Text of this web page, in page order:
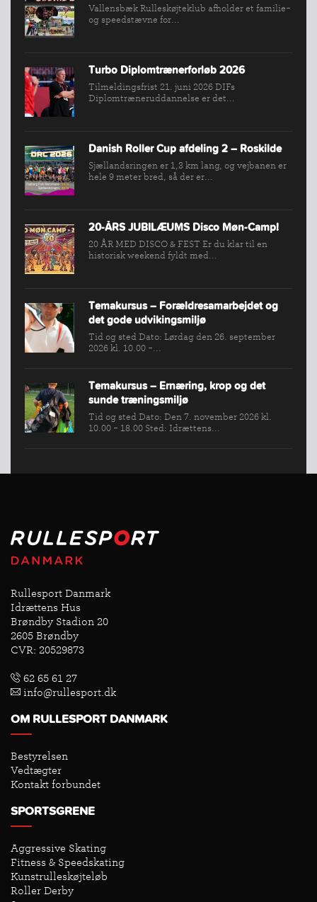
KLUB
SPORTSGRENE
VÆRKTØJSKASSEN
KONKURRENCER
Vallensbæk Rulleskøjteklub afholder et familie-
og speedstævne for...
Turbo Diplomtrænerforløb 2026
Tilmeldingsfrist 21. juni 2026 DIFs
Diplomtræneruddannelse er det...
Danish Roller Cup afdeling 2 – Roskilde
Sjællandsringen er 1,3 km lang, og vejbanen er
hele 9 meter bred, så der er...
20-ÅRS JUBILÆUMS Disco Møn-Camp!
20 ÅR MED DISCO & FEST Er du klar til en
historisk weekend fyldt med...
Temakursus – Forældresamarbejdet og
det gode udvikingsmiljø
Tid og sted Dato: Lørdag den 26. september
2026 kl. 10.00 -...
Temakursus – Ernæring, krop og det
sunde træningsmiljø
Tid og sted Dato: Den 7. november 2026 kl.
10.00 - 18.00 Sted: Idrættens...
Rullesport Danmark
Idrættens Hus
Brøndby Stadion 20
2605 Brøndby
CVR: 20529873
62 65 61 27
info@rullesport.dk
OM RULLESPORT DANMARK
Bestyrelsen
Vedtægter
Kontakt forbundet
SPORTSGRENE
Aggressive Skating
Fitness & Speedskating
Kunstrulleskøjteløb
Roller Derby